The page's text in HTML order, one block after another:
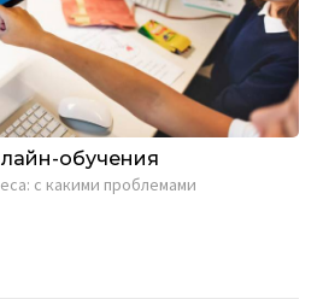
обучения
с какими проблемами